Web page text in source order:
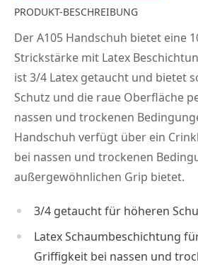
PRODUKT-BESCHREIBUNG
Der A105 Handschuh bietet eine
Strickstärke mit Latex
ist 3/4 Latex getaucht und bietet
Schutz und die raue Oberfläche
nassen und trockenen
Handschuh verfügt über ein
bei nassen und trockenen
außergewöhnlichen Grip bietet.
3/4 getaucht für höheren
Latex Schaumbeschichtung
Griffigkeit bei nassen und